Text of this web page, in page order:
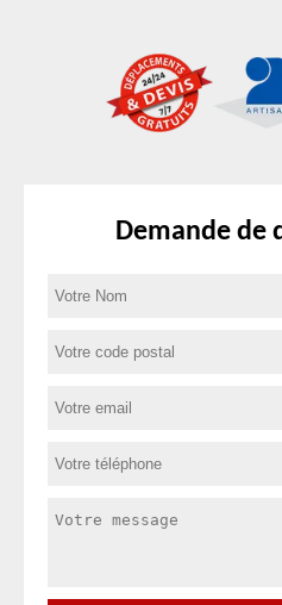
Demande de